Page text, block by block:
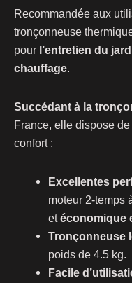
Recommandée aux
tronçonneuse
pour l’entretien du
chauffage.
Succédant à la
France, elle dispose
confort :
Excellentes
moteur 2-temps
etéconomique
Tronçonneuse
poids de 4.5 kg.
Facile